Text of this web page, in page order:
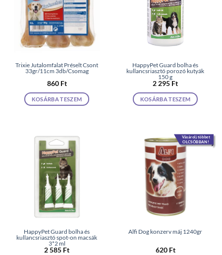
Trixie Jutalomfalat Préselt Csont
33gr/11cm 3db/Csomag
860 Ft
KOSÁRBA TESZEM
HappyPet Guard bolha és
kullancsriasztó porozó kutyák
150 g
2 295 Ft
KOSÁRBA TESZEM
HappyPet Guard bolha és
kullancsriasztó spot-on macsák
3*2 ml
2 585 Ft
Vásárolj többet
OLCSÓBBAN!
Alfi Dog konzerv máj 1240gr
620 Ft